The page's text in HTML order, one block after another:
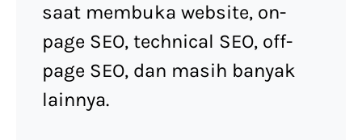
saat membuka website, on-
page SEO, technical SEO, off-
page SEO, dan masih banyak
lainnya.